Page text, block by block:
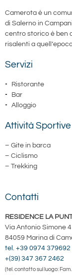
Camerota è un
di Salerno in
centro storico è ben
risalenti a
Servizi
Ristorante
Bar
Alloggio
Attività Sportive
– Gite in barca
– Ciclismo
– Trekking
Contatti
RESIDENCE LA
Via Antonio Simone 4
84059 Marina di
tel. +39 0974 379692
+(39) 347 367 2462
(tel. contatto sul luogo: